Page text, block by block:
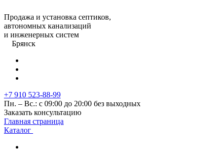
Продажа и установка септиков,
автономных канализаций
и инженерных систем
Брянск
+7 910 523-88-99
Пн. – Вс.: с 09:00 до 20:00 без выходных
Заказать консультацию
Главная страница
Каталог